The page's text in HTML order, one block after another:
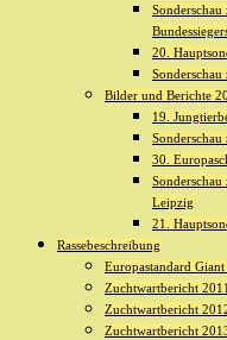
20.
Bilder und Berichte
19.
30.
Leipzig
21.
Rassebeschreibung
Europastandard
Zuchtwartbericht
Zuchtwartbericht
Zuchtwartbericht